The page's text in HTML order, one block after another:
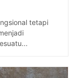
tetapi